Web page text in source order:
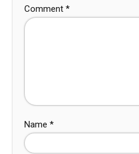
Comment *
Name *